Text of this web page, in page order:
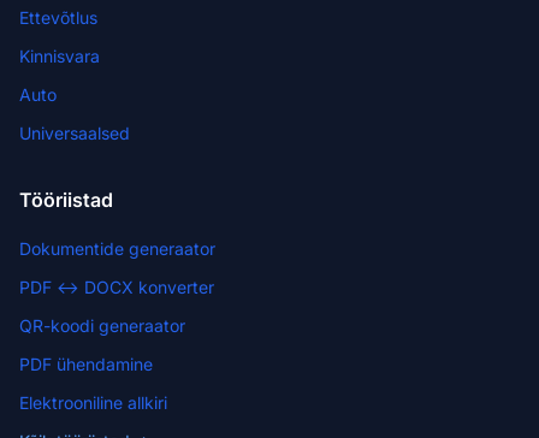
Ettevõtlus
Kinnisvara
Auto
Universaalsed
Tööriistad
Dokumentide generaator
PDF ↔ DOCX konverter
QR-koodi generaator
PDF ühendamine
Elektrooniline allkiri